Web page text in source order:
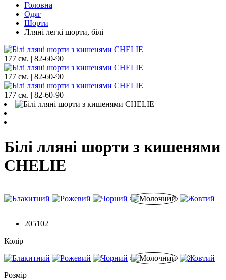
Головна
Одяг
Шорти
Лляні легкі шорти, білі
177 см. | 82-60-90
177 см. | 82-60-90
177 см. | 82-60-90
Білі лляні шорти з кишенями
CHELIE
205102
Колір
Розмір